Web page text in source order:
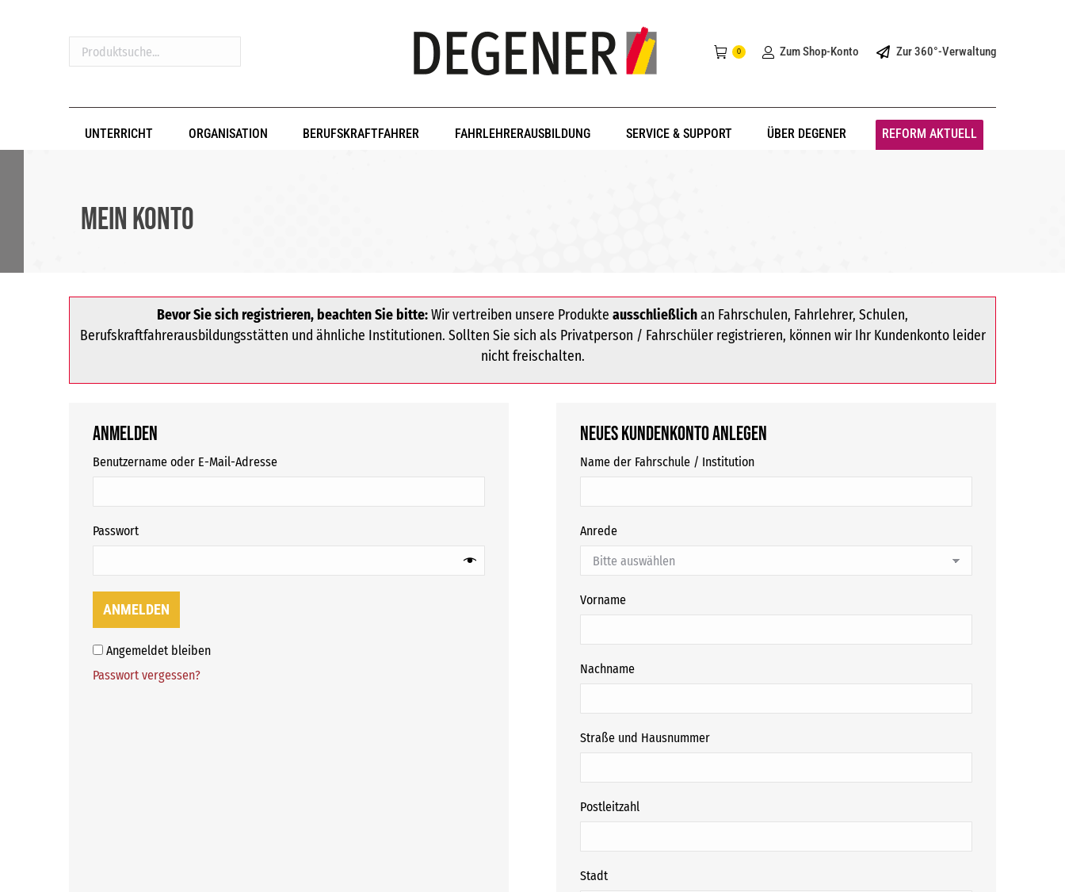
Produktsuche...
0 Zum Shop-Konto Zur 360°-Verwaltung
UNTERRICHT ORGANISATION BERUFSKRAFTFAHRER FAHRLEHRERAUSBILDUNG SERVICE & SUPPORT ÜBER DEGENER REFORM AKTUELL
Mein Konto
Bevor Sie sich registrieren, beachten Sie bitte:Wir vertreiben unsere Produkte ausschließlichan Fahrschulen, Fahrlehrer, Schulen,
Berufskraftfahrerausbildungsstätten und ähnliche Institutionen. Sollten Sie sich als Privatperson / Fahrschüler registrieren, können wir Ihr Kundenkonto leider
nicht freischalten.
Anmelden
Benutzername oder E-Mail-Adresse
Passwort
ANMELDEN
Angemeldet bleiben
Passwort vergessen?
Neues Kundenkonto anlegen
Name der Fahrschule / Institution
Anrede
Vorname
Nachname
Straße und Hausnummer
Postleitzahl
Stadt